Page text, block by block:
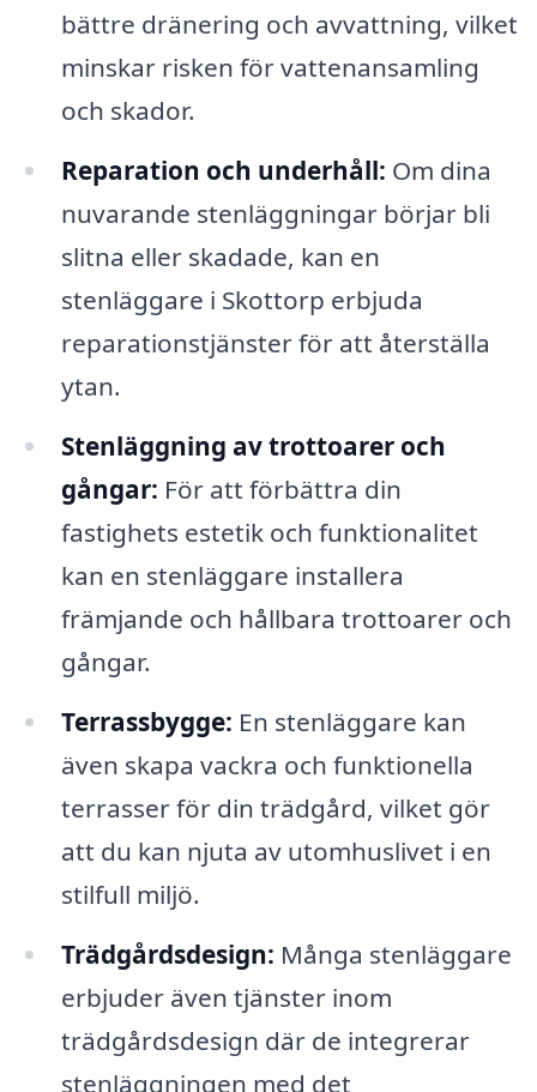
bättre dränering och avvattning, vilket
minskar risken för vattenansamling
och skador.
Reparation och underhåll: Om dina
nuvarande stenläggningar börjar bli
slitna eller skadade, kan en
stenläggare i Skottorp erbjuda
reparationstjänster för att återställa
ytan.
Stenläggning av trottoarer och
gångar: För att förbättra din
fastighets estetik och funktionalitet
kan en stenläggare installera
främjande och hållbara trottoarer och
gångar.
Terrassbygge: En stenläggare kan
även skapa vackra och funktionella
terrasser för din trädgård, vilket gör
att du kan njuta av utomhuslivet i en
stilfull miljö.
Trädgårdsdesign: Många stenläggare
erbjuder även tjänster inom
trädgårdsdesign där de integrerar
stenläggningen med det